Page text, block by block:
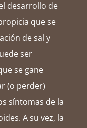
desarrollo de
que se
de sal y
ser
se gane
(o perder)
síntomas de la
A su vez, la